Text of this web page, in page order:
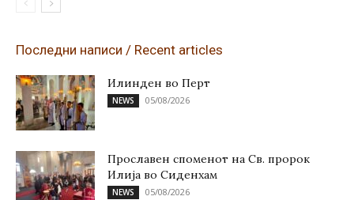
Последни написи / Recent articles
Илинден во Перт
NEWS 05/08/2026
Прославен споменот на Св. пророк
Илија во Сиденхам
NEWS 05/08/2026